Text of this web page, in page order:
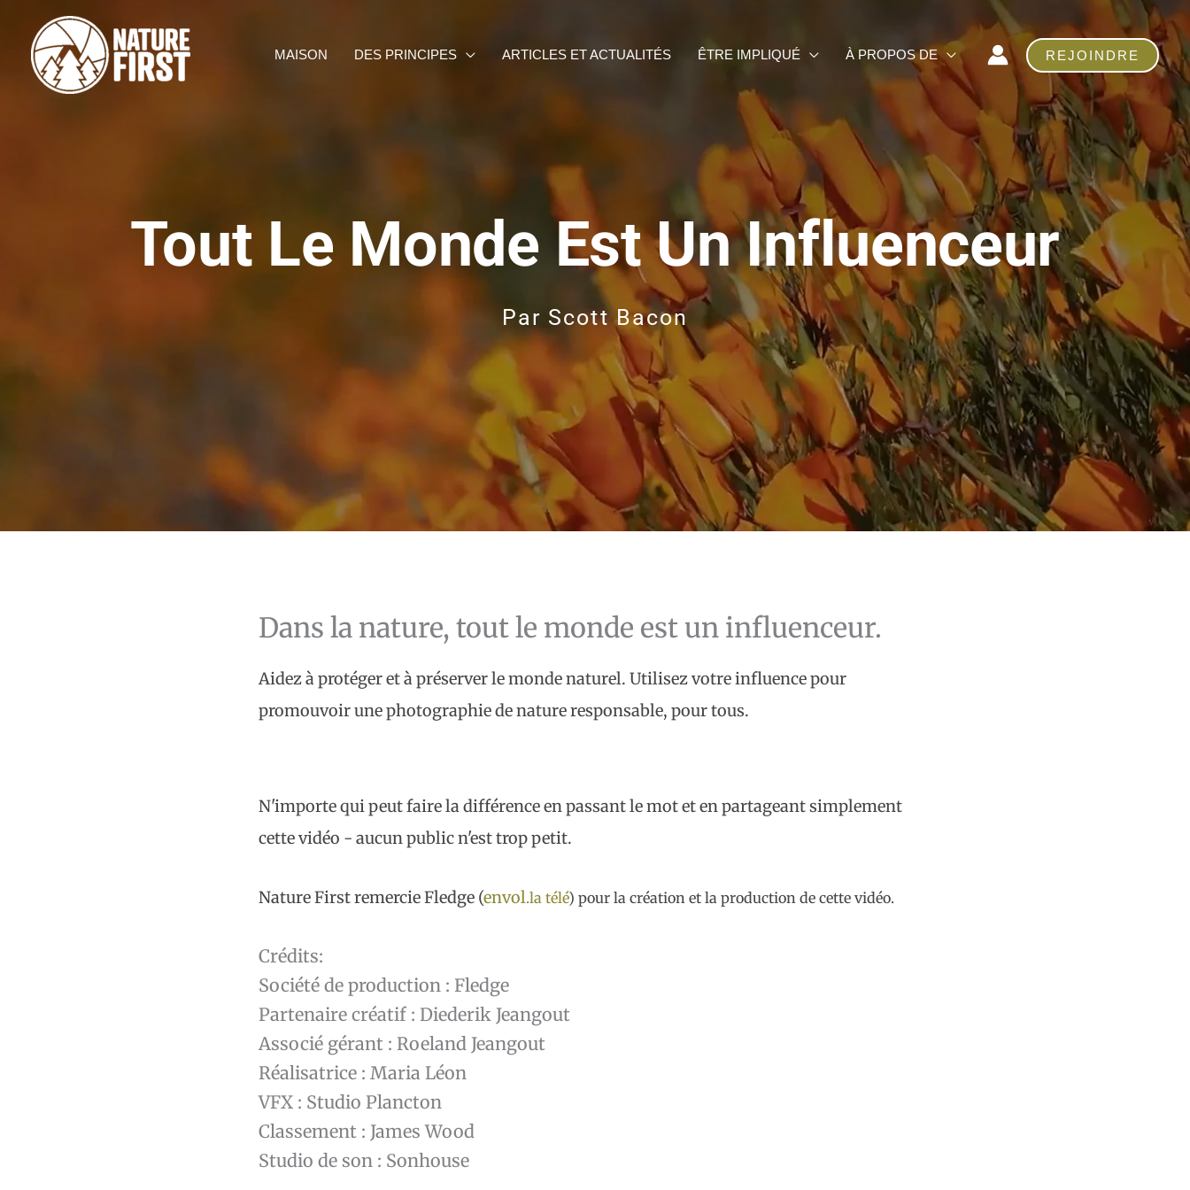
contenu
MAISON DES PRINCIPES ARTICLES ET ACTUALITÉS ÊTRE IMPLIQUÉ À PROPOS DE REJOINDRE
Tout Le Monde Est Un Influenceur
Par Scott Bacon
Dans la nature, tout le monde est un influenceur.
Aidez à protéger et à préserver le monde naturel. Utilisez votre influence pour
promouvoir une photographie de nature responsable, pour tous.
N'importe qui peut faire la différence en passant le mot et en partageant simplement
cette vidéo - aucun public n'est trop petit.
Nature First remercie Fledge (envol.la télé) pour la création et la production de cette vidéo.
Crédits:
Société de production : Fledge
Partenaire créatif : Diederik Jeangout
Associé gérant : Roeland Jeangout
Réalisatrice : Maria Léon
VFX : Studio Plancton
Classement : James Wood
Studio de son : Sonhouse